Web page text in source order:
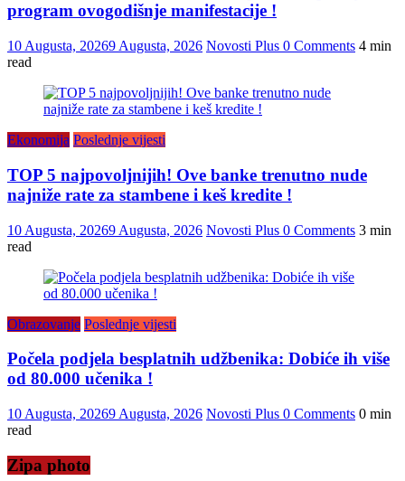
program ovogodišnje manifestacije !
10 Augusta, 20269 Augusta, 2026 Novosti Plus 0 Comments 4 min
read
Ekonomija Poslednje vijesti
TOP 5 najpovoljnijih! Ove banke trenutno nude
najniže rate za stambene i keš kredite !
10 Augusta, 20269 Augusta, 2026 Novosti Plus 0 Comments 3 min
read
Obrazovanje Poslednje vijesti
Počela podjela besplatnih udžbenika: Dobiće ih više
od 80.000 učenika !
10 Augusta, 20269 Augusta, 2026 Novosti Plus 0 Comments 0 min
read
Zipa photo